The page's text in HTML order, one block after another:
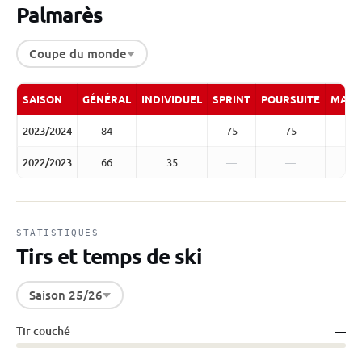
Palmarès
Coupe du monde
SAISON GÉNÉRAL INDIVIDUEL SPRINT POURSUITE
2023/2024 84 — 75 75
2022/2023 66 35 — —
STATISTIQUES
Tirs et temps de ski
Saison 25/26
Tir couché —